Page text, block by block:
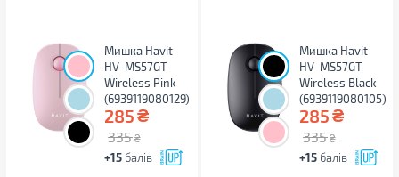
Мишка Havit
HV-MS57GT
Wireless Pink
(6939119080129)
285₴
335 ₴
+15 балів
Мишка Havit
HV-MS57GT
Wireless Black
(6939119080105)
285₴
335 ₴
+15 балів